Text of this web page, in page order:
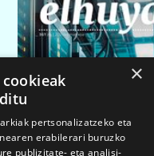
×
pertsonalizatzeko eta
erabilerari buruzko
publizitate- eta analisi-